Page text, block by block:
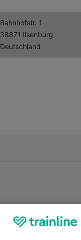
Bahnhofstr. 1
38871 Ilsenburg
Deutschland